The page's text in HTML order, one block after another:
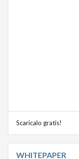
Scaricalo gratis!
WHITEPAPER